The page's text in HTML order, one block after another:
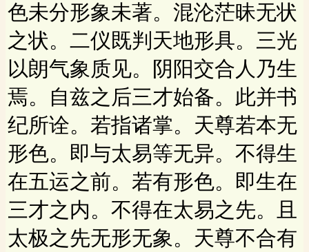
色未分形象未著。混沦茫昧无状
之状。二仪既判天地形具。三光
以朗气象质见。阴阳交合人乃生
焉。自兹之后三才始备。此并书
纪所诠。若指诸掌。天尊若本无
形色。即与太易等无异。不得生
在五运之前。若有形色。即生在
三才之内。不得在太易之先。且
太极之先无形无象。天尊不合有